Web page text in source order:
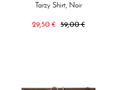
Tarzy Shirt, Noir
29,50 € 59,00 €